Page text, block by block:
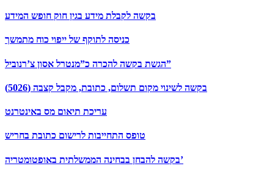
בקשה לקבלת מידע בגין חוק חופש המידע
כניסה לתוקף של ייפוי כוח מתמשך
הגשת בקשה להכרה כ”מנטרל אסון צ’רנוביל”
בקשה לשינוי מקום תשלום, כתובת, מקבל קצבה (5026)
עריכת תיאום מס באינטרנט
טופס התחייבות לרישום כתובת בחריש
בקשה להבחן בבחינה הממשלתית באופטומטריה’